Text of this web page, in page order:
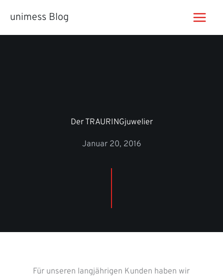
Inhaltunimess Blog
Der TRAURINGjuwelier
Januar 20, 2016
Für unseren langjährigen Kunden haben wir